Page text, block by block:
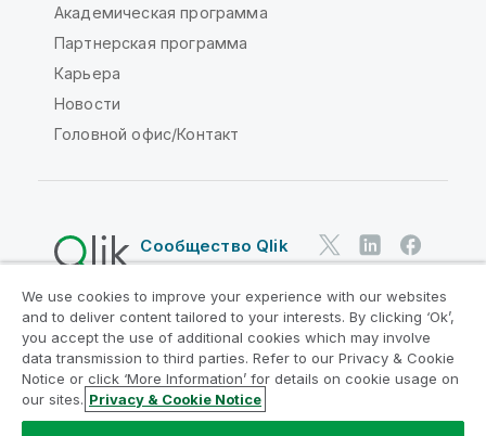
Академическая программа
Партнерская программа
Карьера
Новости
Головной офис/Контакт
Сообщество Qlik
Юридические соглашения
Условия использования продуктов
Legal Policies
Юридические положения
Условия использования
Товарные знаки
Do Not Share My Info
We use cookies to improve your experience with our websites
and to deliver content tailored to your interests. By clicking ‘Ok’,
you accept the use of additional cookies which may involve
data transmission to third parties. Refer to our Privacy & Cookie
Notice or click ‘More Information’ for details on cookie usage on
our sites. Privacy & Cookie Notice